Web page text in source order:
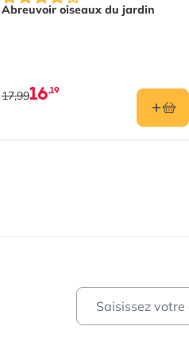
Abreuvoir oiseaux du jardin
16,19
17,99